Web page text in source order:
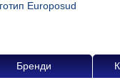
Бренди